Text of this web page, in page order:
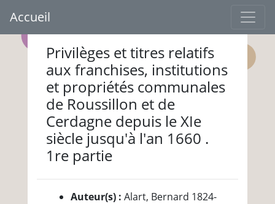
Accueil
Privilèges et titres relatifs
aux franchises, institutions
et propriétés communales
de Roussillon et de
Cerdagne depuis le XIe
siècle jusqu'à l'an 1660 .
1re partie
Auteur(s) : Alart, Bernard 1824-